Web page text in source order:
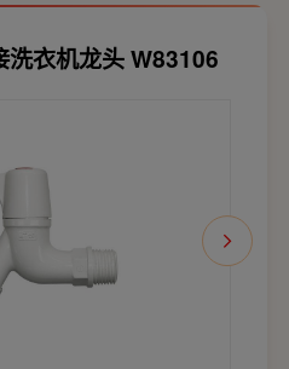
洗衣机龙头 W83106